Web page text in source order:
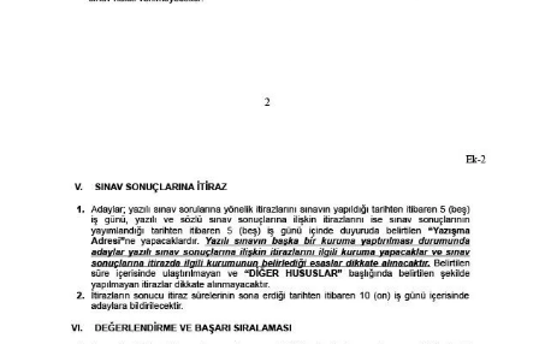
Iğdır Müftülüğü
Isparta Müftülüğü
İstanbul Müftülüğü